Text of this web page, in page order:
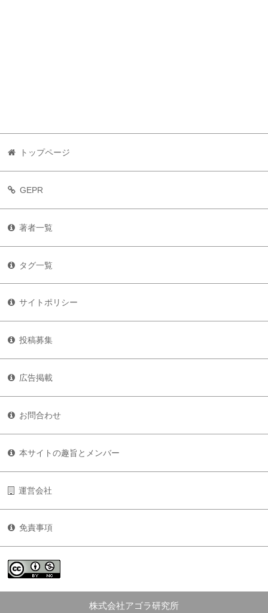
トップページ
GEPR
著者一覧
タグ一覧
サイトポリシー
投稿募集
広告掲載
お問合わせ
本サイトの趣旨とメンバー
運営会社
免責事項
株式会社アゴラ研究所